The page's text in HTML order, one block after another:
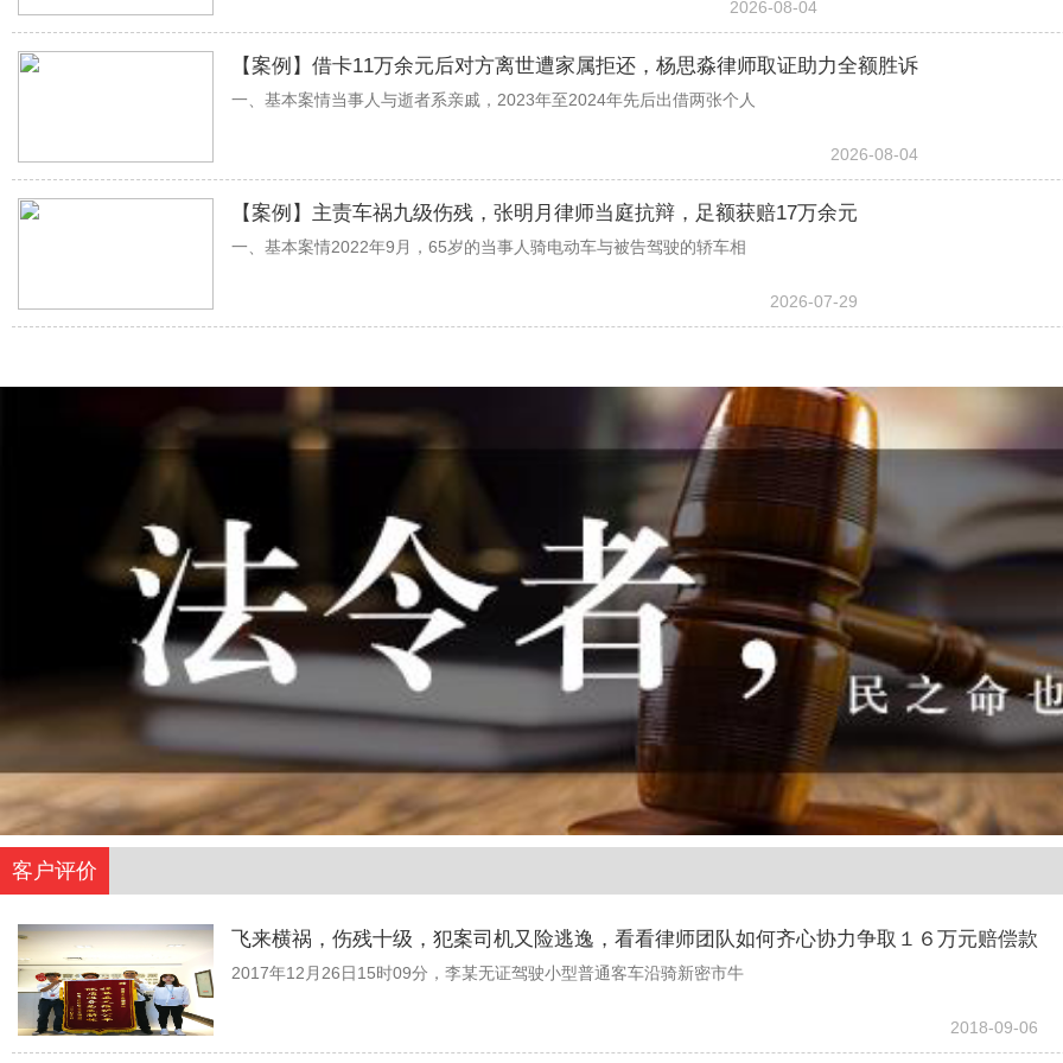
2026-08-04
【案例】借卡11万余元后对方离世遭家属拒还，杨思淼律师取证助力全额胜诉
一、基本案情当事人与逝者系亲戚，2023年至2024年先后出借两张个人
2026-08-04
【案例】主责车祸九级伤残，张明月律师当庭抗辩，足额获赔17万余元
一、基本案情2022年9月，65岁的当事人骑电动车与被告驾驶的轿车相
2026-07-29
客户评价
飞来横祸，伤残十级，犯案司机又险逃逸，看看律师团队如何齐心协力争取１６万元赔偿款
2017年12月26日15时09分，李某无证驾驶小型普通客车沿骑新密市牛
2018-09-06